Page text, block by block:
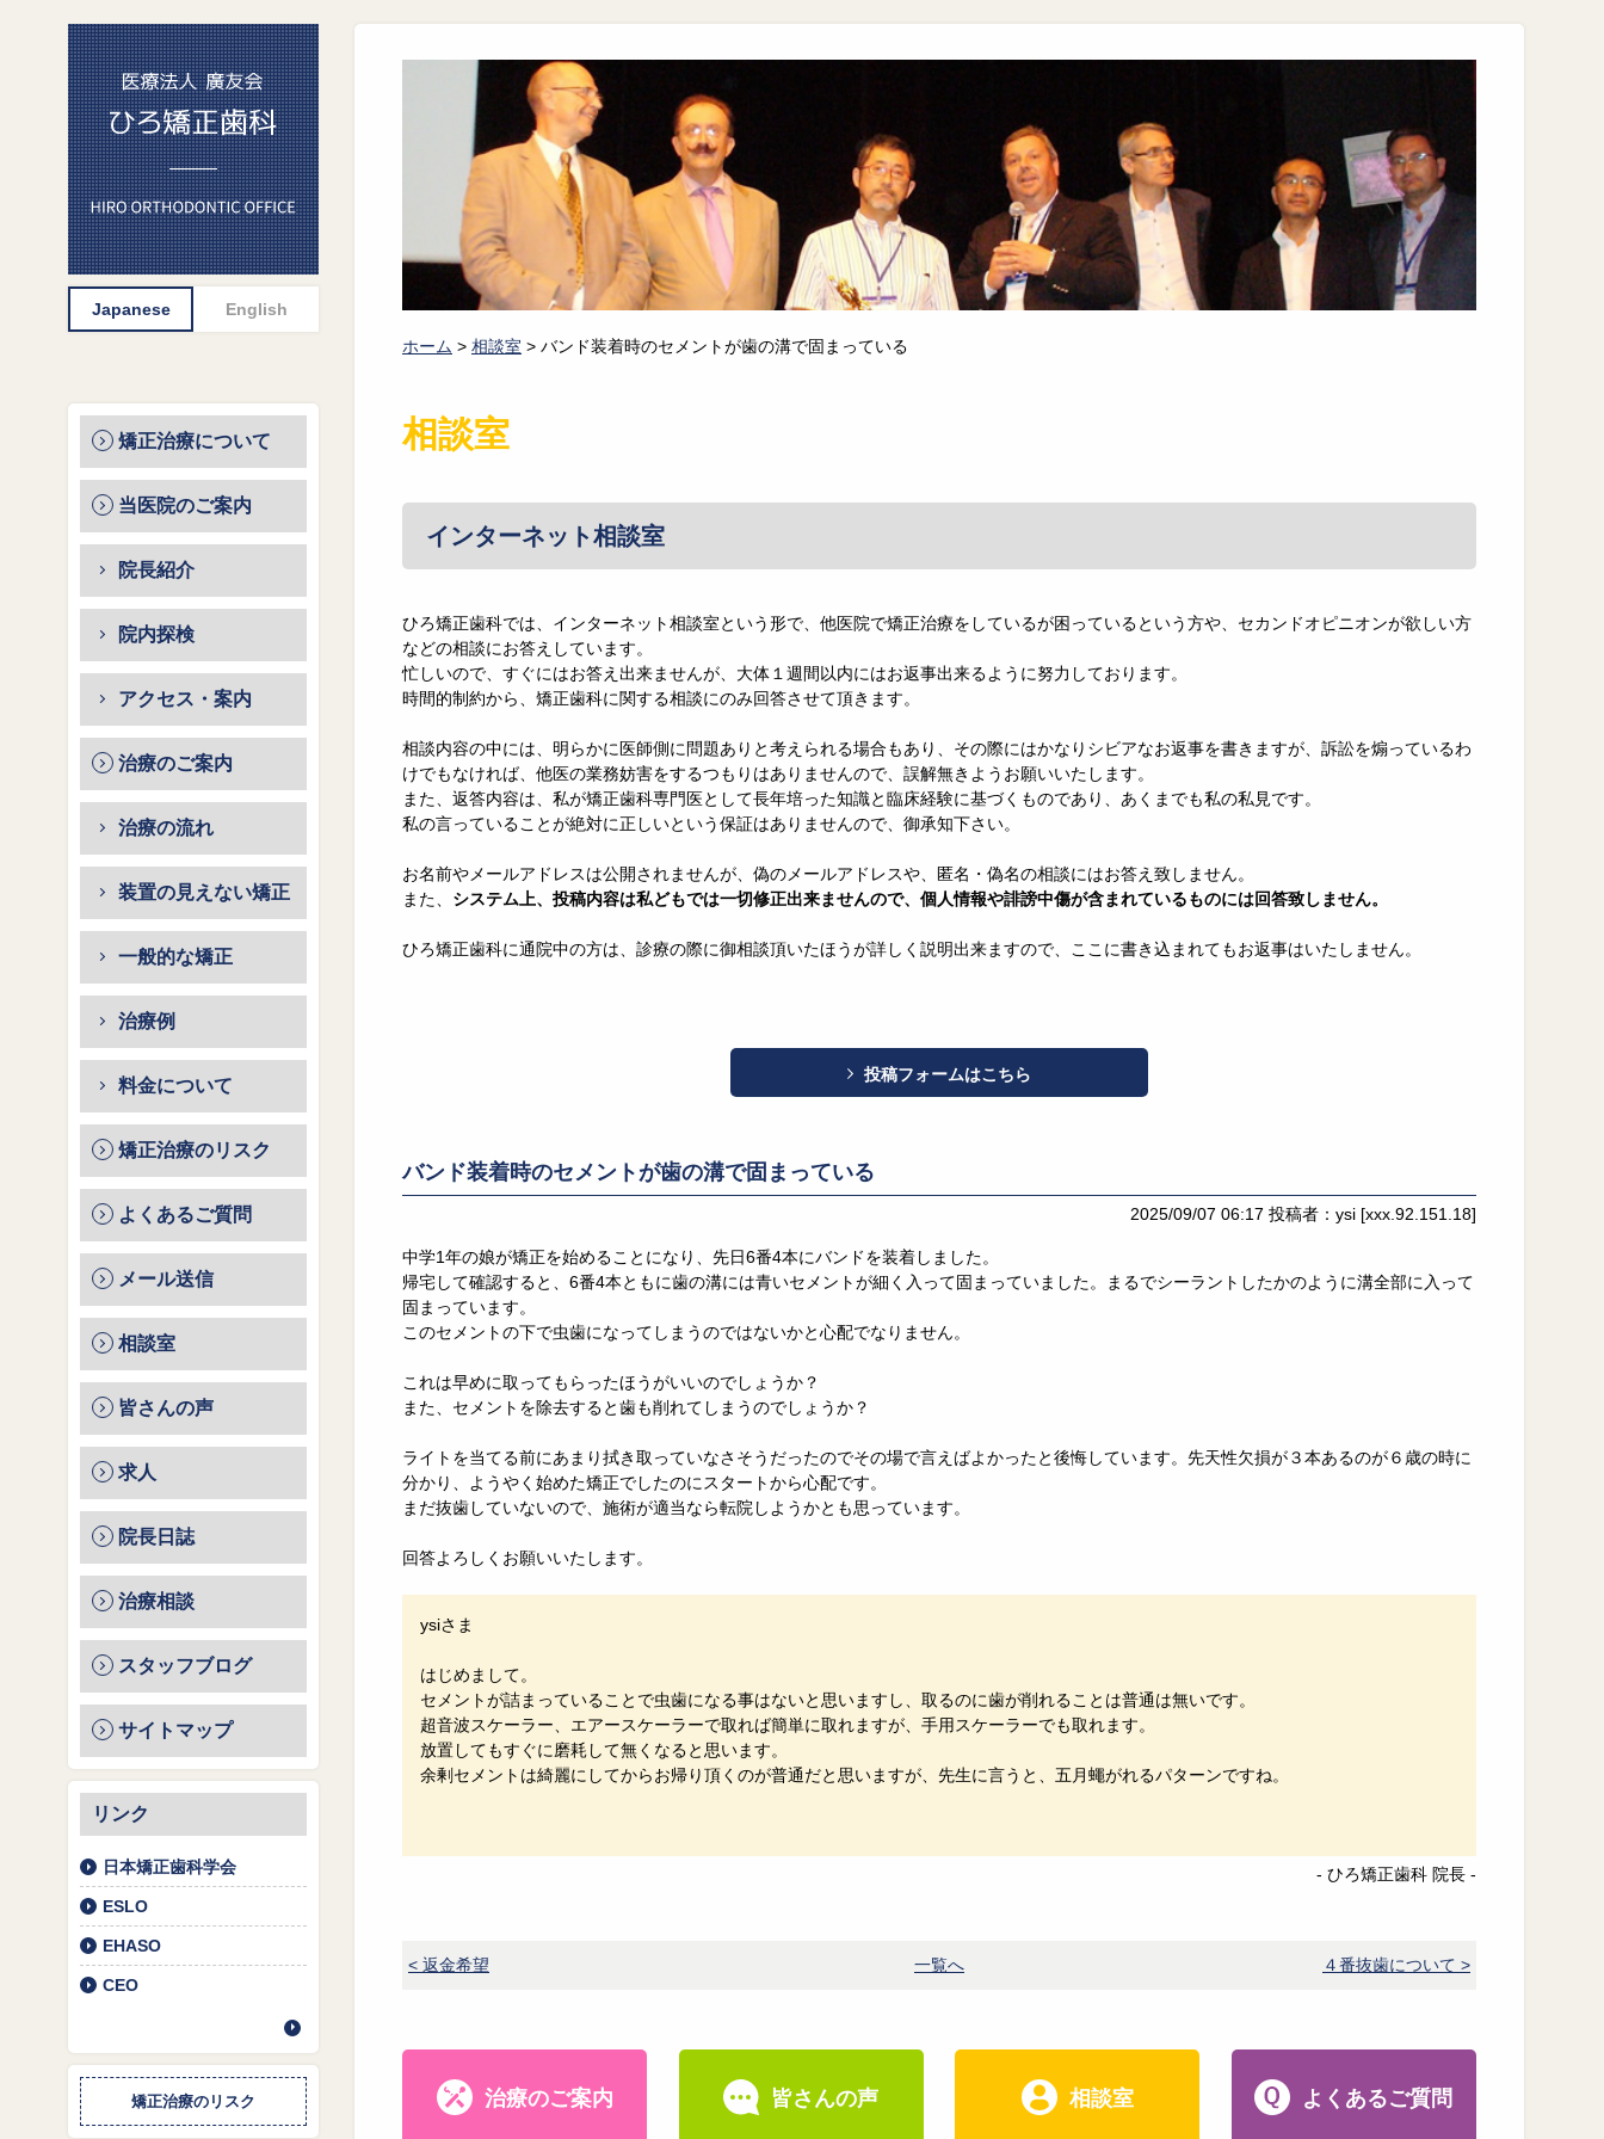
矯正治療について
当医院のご案内
院長紹介
院内探検
アクセス・案内
治療のご案内
治療の流れ
装置の見えない矯正
一般的な矯正
治療例
料金について
矯正治療のリスク
よくあるご質問
メール送信
相談室
皆さんの声
求人
院長日誌
治療相談
スタッフブログ
サイトマップ
リンク
日本矯正歯科学会
ESLO
EHASO
CEO
矯正治療のリスク
ホーム > 相談室 > バンド装着時のセメントが歯の溝で固まっている
相談室
インターネット相談室
ひろ矯正歯科では、インターネット相談室という形で、他医院で矯正治療をしているが困っているという方や、セカンドオピニオンが欲しい方
などの相談にお答えしています。
忙しいので、すぐにはお答え出来ませんが、大体１週間以内にはお返事出来るように努力しております。
時間的制約から、矯正歯科に関する相談にのみ回答させて頂きます。
相談内容の中には、明らかに医師側に問題ありと考えられる場合もあり、その際にはかなりシビアなお返事を書きますが、訴訟を煽っているわ
けでもなければ、他医の業務妨害をするつもりはありませんので、誤解無きようお願いいたします。
また、返答内容は、私が矯正歯科専門医として長年培った知識と臨床経験に基づくものであり、あくまでも私の私見です。
私の言っていることが絶対に正しいという保証はありませんので、御承知下さい。
お名前やメールアドレスは公開されませんが、偽のメールアドレスや、匿名・偽名の相談にはお答え致しません。
また、 システム上、投稿内容は私どもでは一切修正出来ませんので、個人情報や誹謗中傷が含まれているものには回答致しません。
ひろ矯正歯科に通院中の方は、診療の際に御相談頂いたほうが詳しく説明出来ますので、ここに書き込まれてもお返事はいたしません。
投稿フォームはこちら
バンド装着時のセメントが歯の溝で固まっている
2025/09/07 06:17 投稿者：ysi [xxx.92.151.18]
中学1年の娘が矯正を始めることになり、先日6番4本にバンドを装着しました。
帰宅して確認すると、6番4本ともに歯の溝には青いセメントが細く入って固まっていました。まるでシーラントしたかのように溝全部に入って
固まっています。
このセメントの下で虫歯になってしまうのではないかと心配でなりません。
これは早めに取ってもらったほうがいいのでしょうか？
また、セメントを除去すると歯も削れてしまうのでしょうか？
ライトを当てる前にあまり拭き取っていなさそうだったのでその場で言えばよかったと後悔しています。先天性欠損が３本あるのが６歳の時に
分かり、ようやく始めた矯正でしたのにスタートから心配です。
まだ抜歯していないので、施術が適当なら転院しようかとも思っています。
回答よろしくお願いいたします。
ysiさま
はじめまして。
セメントが詰まっていることで虫歯になる事はないと思いますし、取るのに歯が削れることは普通は無いです。
超音波スケーラー、エアースケーラーで取れば簡単に取れますが、手用スケーラーでも取れます。
放置してもすぐに磨耗して無くなると思います。
余剰セメントは綺麗にしてからお帰り頂くのが普通だと思いますが、先生に言うと、五月蠅がれるパターンですね。
- ひろ矯正歯科 院長 -
< 返金希望 一覧へ ４番抜歯について >
治療のご案内 皆さんの声 相談室 よくあるご質問